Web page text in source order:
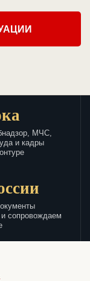
МЧС,
и кадры
сопровождаем